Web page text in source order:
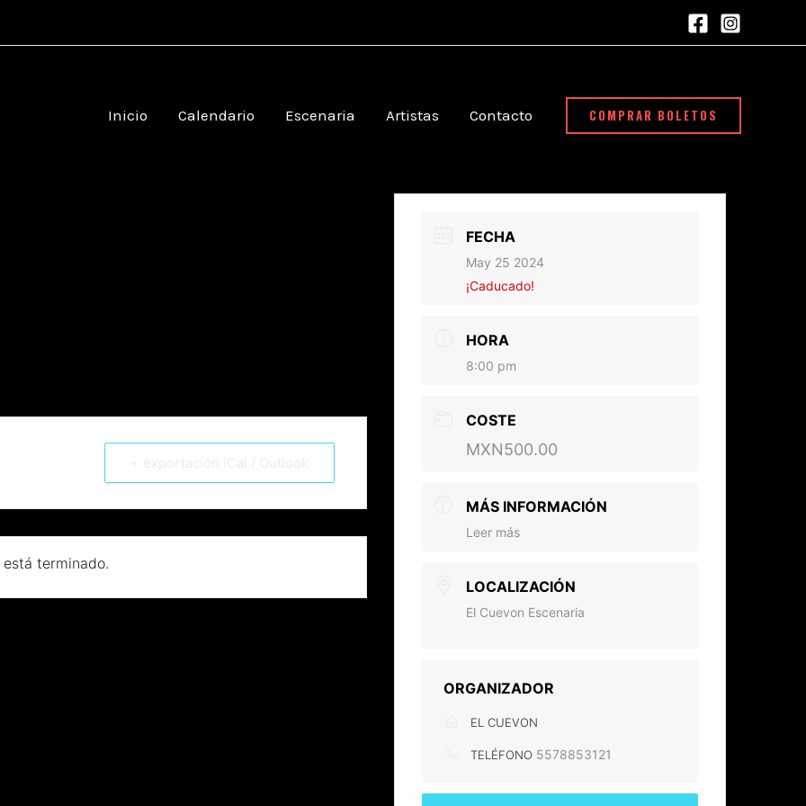
Inicio Calendario Escenaria Artistas Contacto COMPRAR BOLETOS
terminado.
FECHA
May 25 2024
¡Caducado!
HORA
8:00 pm
COSTE
MXN500.00
MÁS INFORMACIÓN
Leer más
LOCALIZACIÓN
El Cuevon Escenaria
ORGANIZADOR
EL CUEVON
TELÉFONO 5578853121